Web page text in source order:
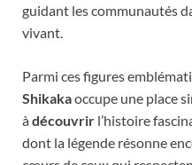
guidant les communautés
vivant.
Parmi ces figures
Shikakaoccupe une place
àdécouvrir l’histoire
dont la légende résonne